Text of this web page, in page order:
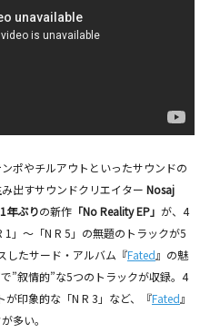
ポやチルアウトといったサウンドの
出すサウンドクリエイター Nosaj
年ぶりの新作 「No Reality EP」 が、4
」〜「N R 5」の無題のトラックが5
したサード・アルバム『Fated』の魅
”叙情的”な5つのトラックが収録。4
が印象的な「N R 3」など、『Fated』
多い。